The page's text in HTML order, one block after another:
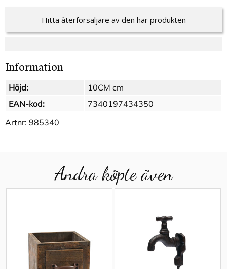
Hitta återförsäljare av den här produkten
Information
Höjd:
10CM cm
EAN-kod:
7340197434350
Artnr: 985340
Andra köpte även